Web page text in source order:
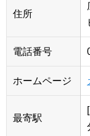
住所
電話番号
ホームページ
最寄駅